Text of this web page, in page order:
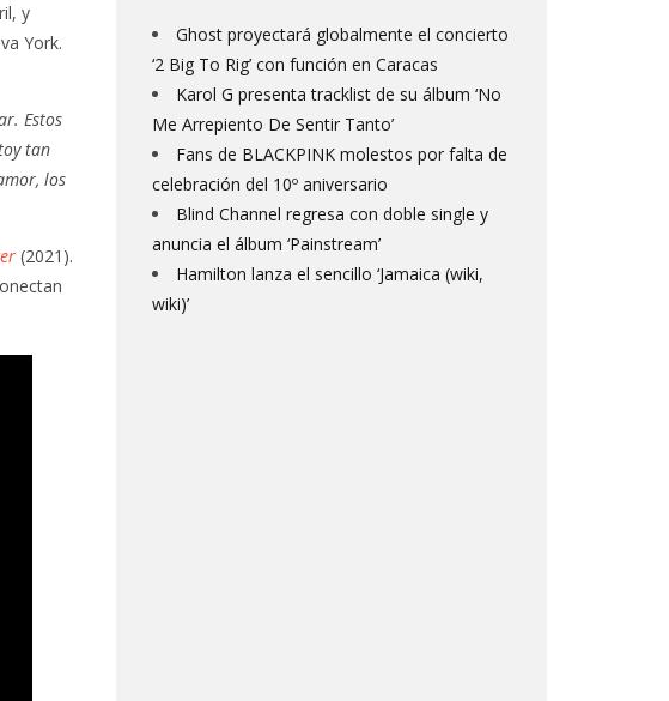
y
York.
Estos
tan
los
(2021).
Ghost proyectará globalmente el concierto
‘2 Big To Rig’ con función en Caracas
Karol G presenta tracklist de su álbum ‘No
Me Arrepiento De Sentir Tanto’
Fans de BLACKPINK molestos por falta de
celebración del 10º aniversario
Blind Channel regresa con doble single y
anuncia el álbum ‘Painstream’
Hamilton lanza el sencillo ‘Jamaica (wiki,
wiki)’